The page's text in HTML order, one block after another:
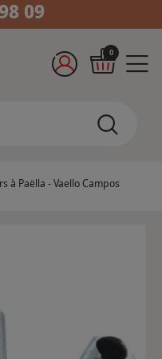
09
0
à Paëlla - Vaello Campos